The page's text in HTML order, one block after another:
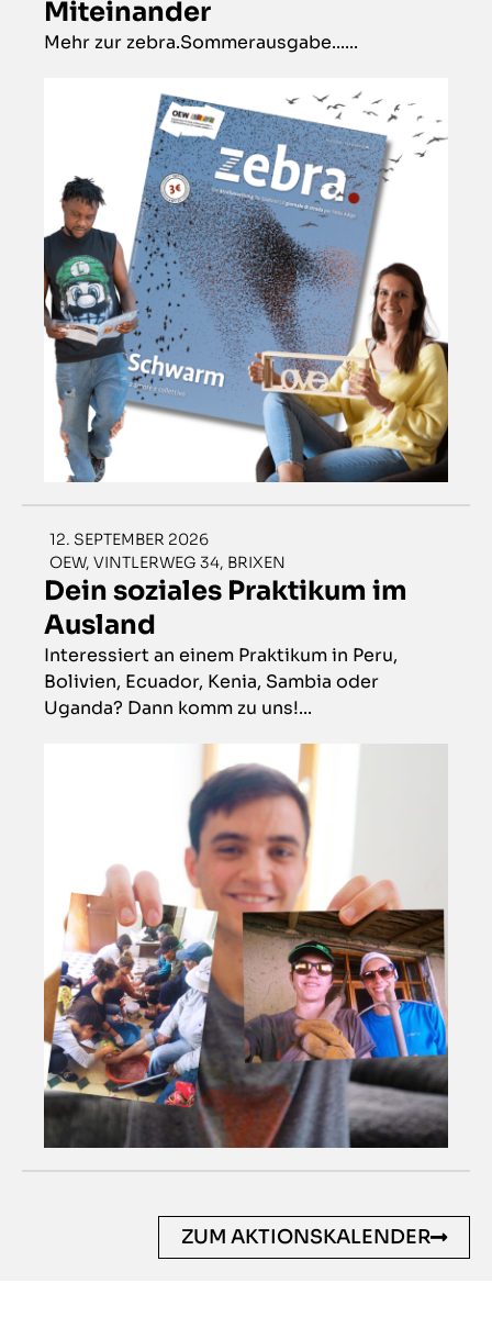
Miteinander
Mehr zur zebra.Sommerausgabe......
12. SEPTEMBER 2026
OEW, VINTLERWEG 34, BRIXEN
Dein soziales Praktikum im
Ausland
Interessiert an einem Praktikum in Peru,
Bolivien, Ecuador, Kenia, Sambia oder
Uganda? Dann komm zu uns!...
ZUM AKTIONSKALENDER